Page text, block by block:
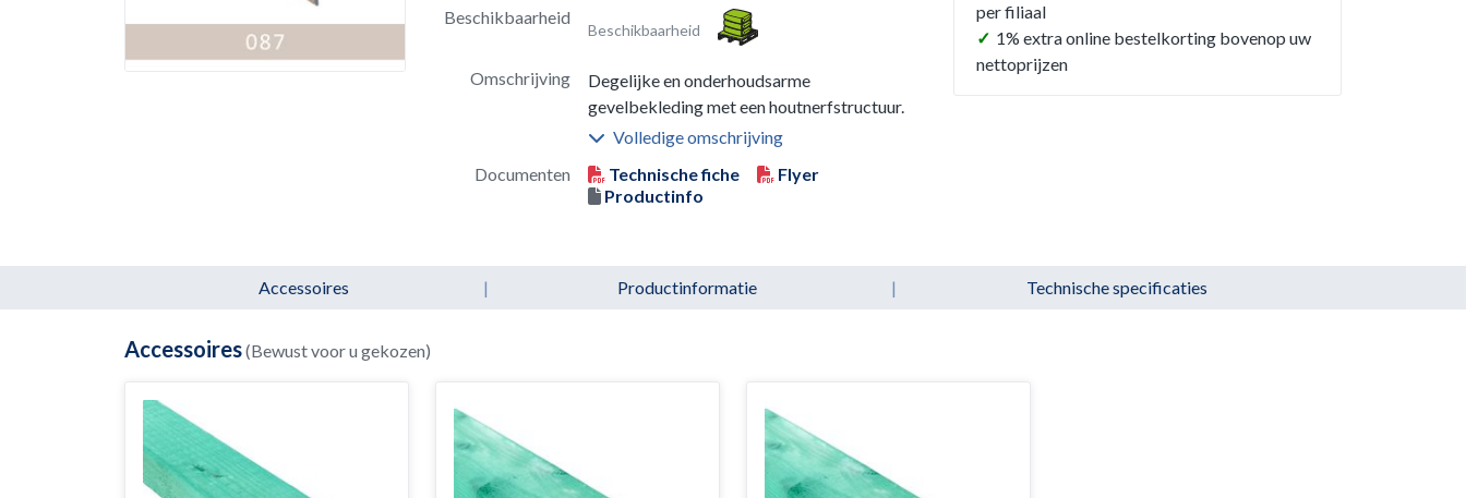
Beschikbaarheid
Beschikbaarheid
Omschrijving
Degelijke en onderhoudsarme
gevelbekleding met een houtnerfstructuur.
Volledige omschrijving
Documenten
Technische fiche
Flyer
Productinfo
per filiaal
✓ 1% extra online bestelkorting bovenop uw
nettoprijzen
Accessoires | Productinformatie | Technische specificaties
Accessoires(Bewust voor u gekozen)